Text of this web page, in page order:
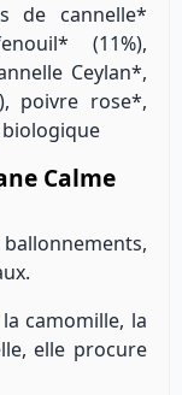
de cannelle*
(11%),
Ceylan*,
poivre rose*,
Calme
camomille, la
elle procure